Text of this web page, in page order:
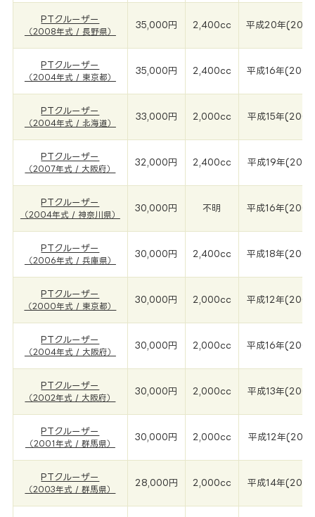
PTクルーザー
（2008年式 / 長野県）
35,000円 2,400cc 平成20年
PTクルーザー
（2004年式 / 東京都）
35,000円 2,400cc 平成16年
PTクルーザー
（2004年式 / 北海道）
33,000円 2,000cc 平成15年
PTクルーザー
（2007年式 / 大阪府）
32,000円 2,400cc 平成19年
PTクルーザー
（2004年式 / 神奈川県）
30,000円 不明 平成16年
PTクルーザー
（2006年式 / 兵庫県）
30,000円 2,400cc 平成18年
PTクルーザー
（2000年式 / 東京都）
30,000円 2,000cc 平成12年
PTクルーザー
（2004年式 / 大阪府）
30,000円 2,000cc 平成16年
PTクルーザー
（2002年式 / 大阪府）
30,000円 2,000cc 平成13年
PTクルーザー
（2001年式 / 群馬県）
30,000円 2,000cc 平成12年
PTクルーザー
（2003年式 / 群馬県）
28,000円 2,000cc 平成14年